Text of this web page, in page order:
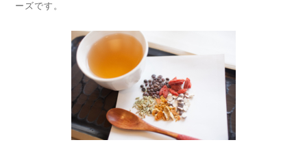
ーズです。